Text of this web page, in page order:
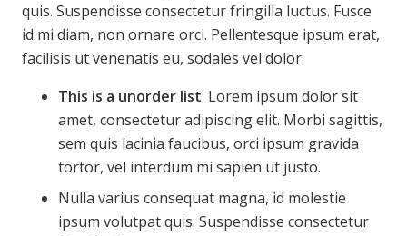
quis. Suspendisse consectetur fringilla luctus. Fusce
id mi diam, non ornare orci. Pellentesque ipsum erat,
facilisis ut venenatis eu, sodales vel dolor.
This is a unorder list. Lorem ipsum dolor sit
amet, consectetur adipiscing elit. Morbi sagittis,
sem quis lacinia faucibus, orci ipsum gravida
tortor, vel interdum mi sapien ut justo.
Nulla varius consequat magna, id molestie
ipsum volutpat quis. Suspendisse consectetur